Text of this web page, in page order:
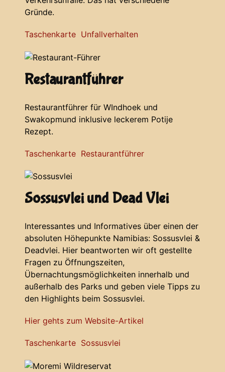
Gründe.
Taschenkarte Unfallverhalten
Restaurantführer
Restaurantführer für WIndhoek und
Swakopmund inklusive leckerem Potije
Rezept.
Taschenkarte Restaurantführer
Sossusvlei und Dead Vlei
Interessantes und Informatives über einen der
absoluten Höhepunkte Namibias: Sossusvlei &
Deadvlei. Hier beantworten wir oft gestellte
Fragen zu Öffnungszeiten,
Übernachtungsmöglichkeiten innerhalb und
außerhalb des Parks und geben viele Tipps zu
den Highlights beim Sossusvlei.
Hier gehts zum Website-Artikel
Taschenkarte Sossusvlei